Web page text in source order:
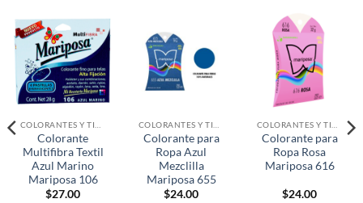
Colorante
Multifibra Textil
Azul Marino
Mariposa 106
$27.00
Colorante para
Ropa Azul
Mezclilla
Mariposa 655
$24.00
Colorante para
Ropa Rosa
Mariposa 616
$24.00